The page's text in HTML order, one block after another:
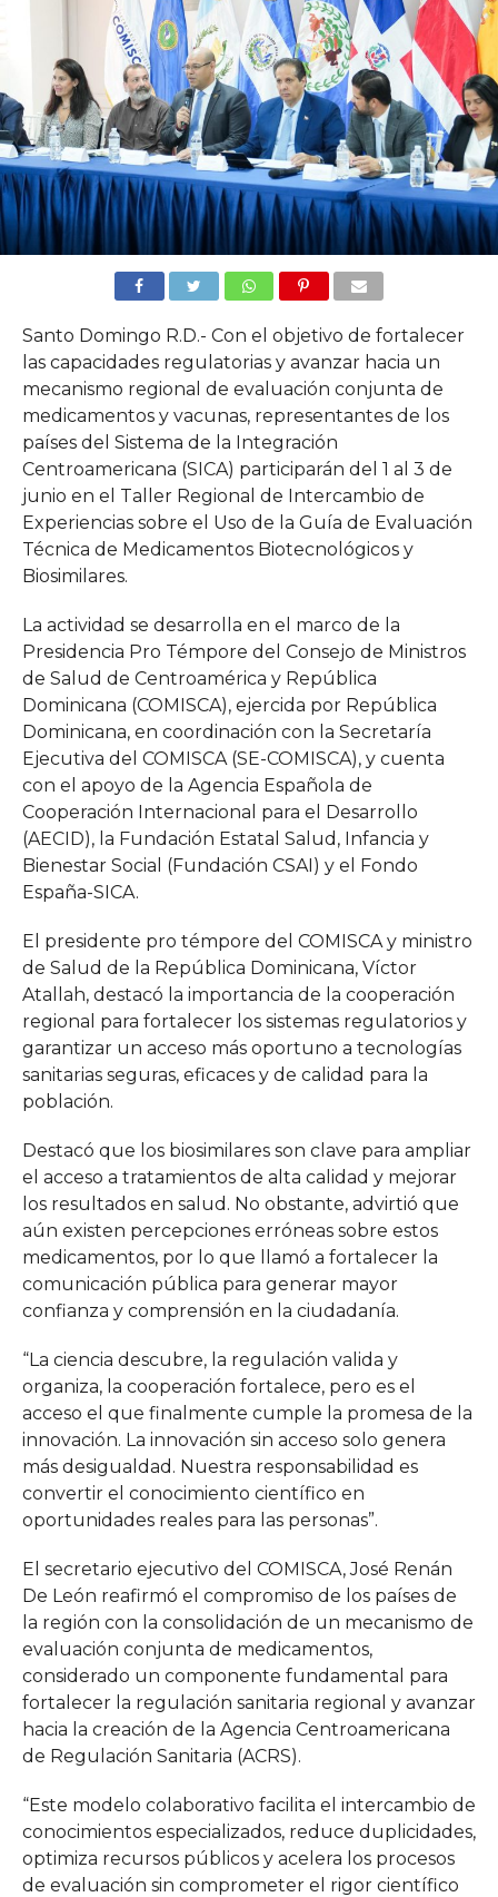
Santo Domingo R.D.- Con el objetivo de fortalecer
las capacidades regulatorias y avanzar hacia un
mecanismo regional de evaluación conjunta de
medicamentos y vacunas, representantes de los
países del Sistema de la Integración
Centroamericana (SICA) participarán del 1 al 3 de
junio en el Taller Regional de Intercambio de
Experiencias sobre el Uso de la Guía de Evaluación
Técnica de Medicamentos Biotecnológicos y
Biosimilares.
La actividad se desarrolla en el marco de la
Presidencia Pro Témpore del Consejo de Ministros
de Salud de Centroamérica y República
Dominicana (COMISCA), ejercida por República
Dominicana, en coordinación con la Secretaría
Ejecutiva del COMISCA (SE-COMISCA), y cuenta
con el apoyo de la Agencia Española de
Cooperación Internacional para el Desarrollo
(AECID), la Fundación Estatal Salud, Infancia y
Bienestar Social (Fundación CSAI) y el Fondo
España-SICA.
El presidente pro témpore del COMISCA y ministro
de Salud de la República Dominicana, Víctor
Atallah, destacó la importancia de la cooperación
regional para fortalecer los sistemas regulatorios y
garantizar un acceso más oportuno a tecnologías
sanitarias seguras, eficaces y de calidad para la
población.
Destacó que los biosimilares son clave para ampliar
el acceso a tratamientos de alta calidad y mejorar
los resultados en salud. No obstante, advirtió que
aún existen percepciones erróneas sobre estos
medicamentos, por lo que llamó a fortalecer la
comunicación pública para generar mayor
confianza y comprensión en la ciudadanía.
“La ciencia descubre, la regulación valida y
organiza, la cooperación fortalece, pero es el
acceso el que finalmente cumple la promesa de la
innovación. La innovación sin acceso solo genera
más desigualdad. Nuestra responsabilidad es
convertir el conocimiento científico en
oportunidades reales para las personas”.
El secretario ejecutivo del COMISCA, José Renán
De León reafirmó el compromiso de los países de
la región con la consolidación de un mecanismo de
evaluación conjunta de medicamentos,
considerado un componente fundamental para
fortalecer la regulación sanitaria regional y avanzar
hacia la creación de la Agencia Centroamericana
de Regulación Sanitaria (ACRS).
“Este modelo colaborativo facilita el intercambio de
conocimientos especializados, reduce duplicidades,
optimiza recursos públicos y acelera los procesos
de evaluación sin comprometer el rigor científico